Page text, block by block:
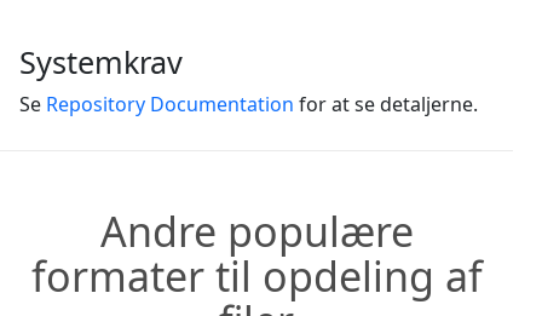
Systemkrav
Se Repository Documentation for at se detaljerne.
Andre populære
formater til opdeling af